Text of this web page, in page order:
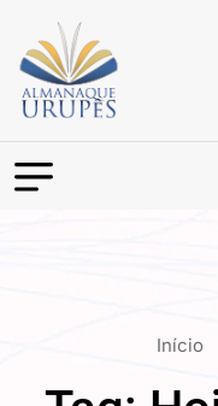
Início